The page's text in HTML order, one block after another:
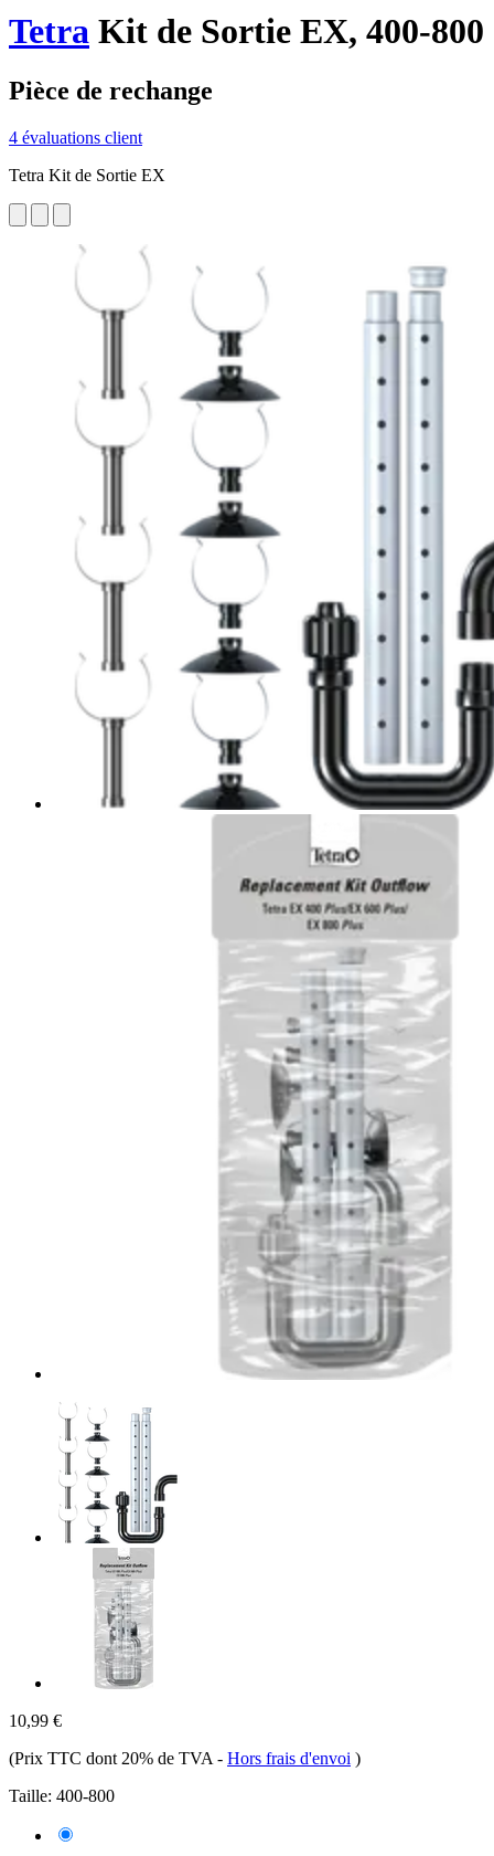
Tetra Kit de Sortie EX, 400-800
Pièce de rechange
4 évaluations client
Tetra Kit de Sortie EX
10,99 €
(Prix TTC dont 20% de TVA - Hors frais d'envoi )
Taille: 400-800